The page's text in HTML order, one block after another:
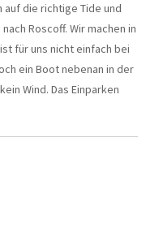
auf die richtige Tide und
Roscoff. Wir machen in
für uns nicht einfach bei
ein Boot nebenan in der
Wind. Das Einparken